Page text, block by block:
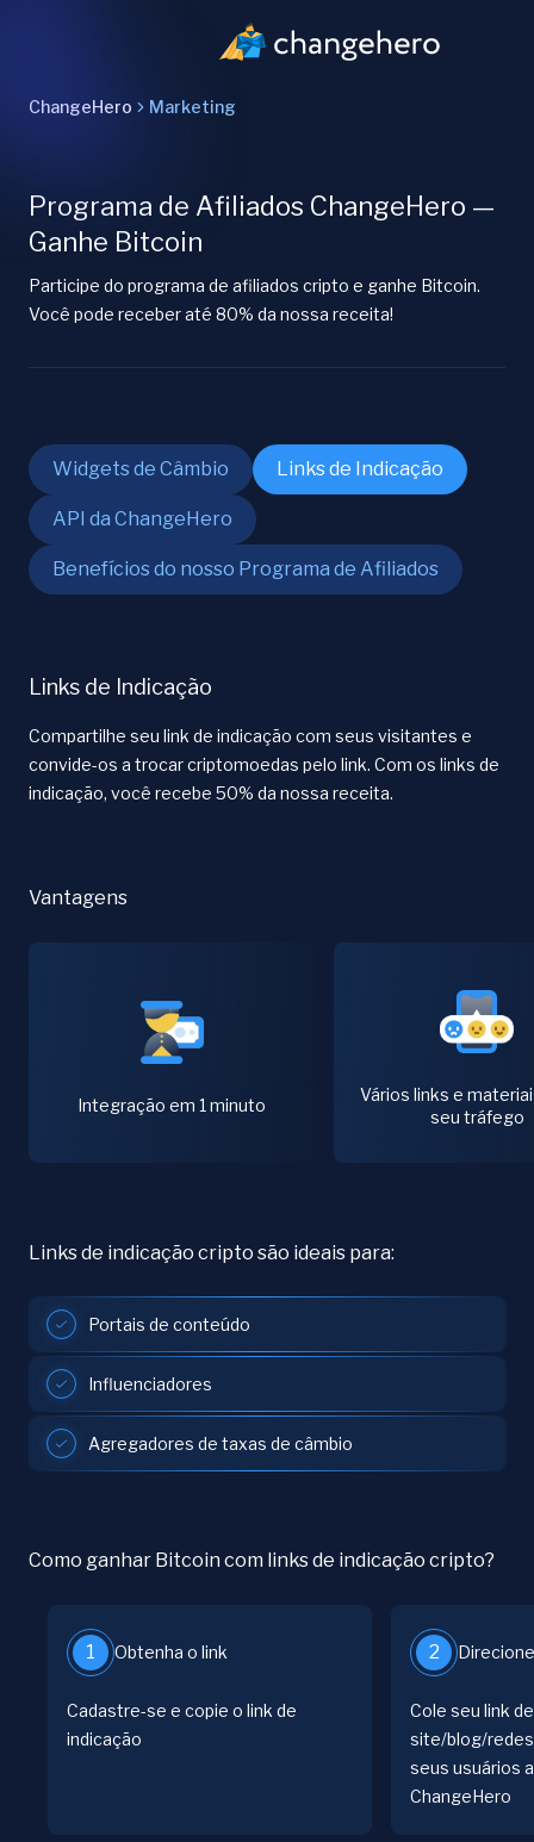
ChangeHero Marketing
Programa de Afiliados ChangeHero —
Ganhe Bitcoin
Participe do programa de afiliados cripto e ganhe Bitcoin.
Você pode receber até 80% da nossa receita!
Widgets de Câmbio Links de Indicação
API da ChangeHero
Benefícios do nosso Programa de Afiliados
Links de Indicação
Compartilhe seu link de indicação com seus visitantes e
convide-os a trocar criptomoedas pelo link. Com os links de
indicação, você recebe 50% da nossa receita.
Vantagens
Integração em 1 minuto
Vários links e
seu tráfego
Links de indicação cripto são ideais para:
Portais de conteúdo
Influenciadores
Agregadores de taxas de câmbio
Como ganhar Bitcoin com links de indicação cripto?
1 Obtenha o link
Cadastre-se e copie o link de
indicação
2
Cole seu link
site/blog/
seus usuários
ChangeHero